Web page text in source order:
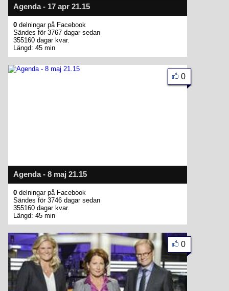
Agenda - 17 apr 21.15
0 delningar på Facebook
Sändes för 3767 dagar sedan
355160 dagar kvar.
Längd: 45 min
Agenda - 8 maj 21.15
0
0 delningar på Facebook
Sändes för 3746 dagar sedan
355160 dagar kvar.
Längd: 45 min
0